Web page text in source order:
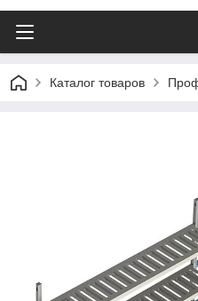
Каталог товаров